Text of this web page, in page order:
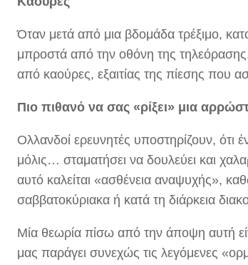
Όταν μετά από μια βδομάδα τρέξιμο,
μπροστά από την οθόνη της
από καούρες, εξαιτίας της πίεσης που
Πιο πιθανό να σας «ρίξει» μια
Ολλανδοί ερευνητές υποστηρίζουν,
μόλις… σταματήσει να δουλεύει και
αυτό καλείται «ασθένεια αναψυχής»,
σαββατοκύριακα ή κατά τη διάρκεια
Μία θεωρία πίσω από την άποψη αυτή
μας παράγει συνεχώς τις λεγόμενες